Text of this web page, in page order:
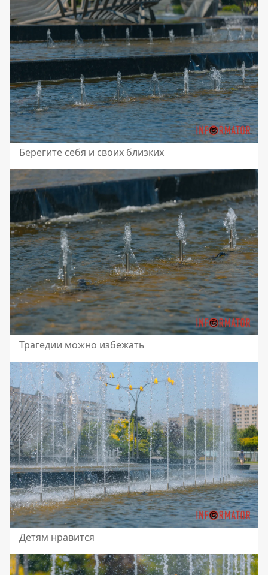
Берегите себя и своих близких
Трагедии можно избежать
Детям нравится